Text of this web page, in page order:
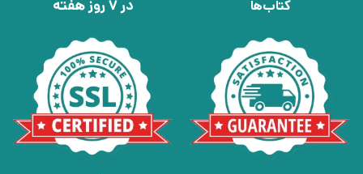
کتاب‌ها
در 7 روز هفته